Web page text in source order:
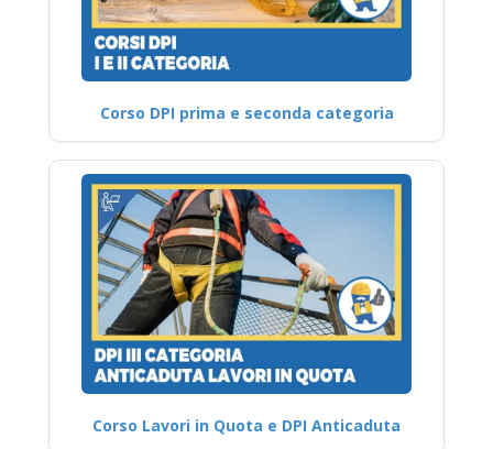
Corso DPI prima e seconda categoria
Corso Lavori in Quota e DPI Anticaduta